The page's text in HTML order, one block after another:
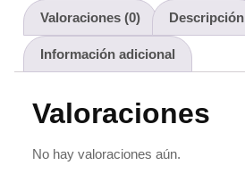
Valoraciones (0) Descripción
Información adicional
Valoraciones
No hay valoraciones aún.